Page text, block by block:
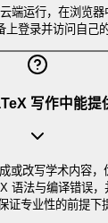
端运行，在浏览
登录并访问自己
写作中能提
或改写学术内容，
语法与编译错误
证专业性的前提下